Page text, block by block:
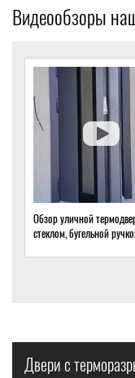
Видеообзоры
Обзор термодвери со
металлореечным
Двери с